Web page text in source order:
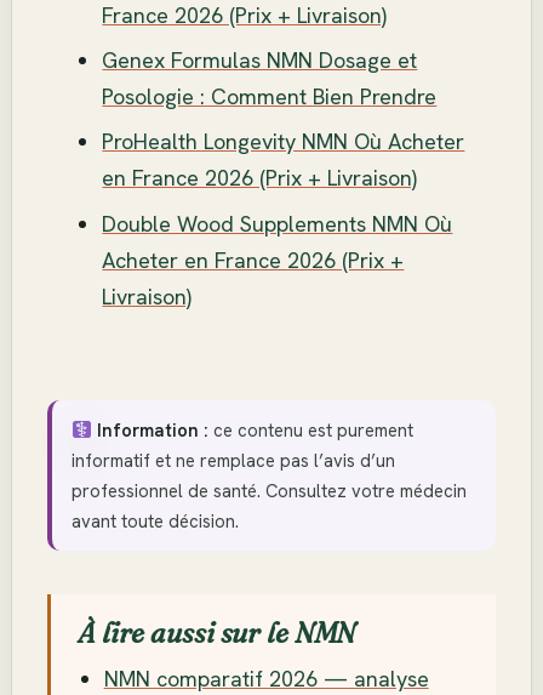
France 2026 (Prix + Livraison)
Genex Formulas NMN Dosage et
Posologie : Comment Bien Prendre
ProHealth Longevity NMN Où Acheter
en France 2026 (Prix + Livraison)
Double Wood Supplements NMN Où
Acheter en France 2026 (Prix +
Livraison)
Information : ce contenu est purement
informatif et ne remplace pas l’avis d’un
professionnel de santé. Consultez votre médecin
avant toute décision.
À lire aussi sur le NMN
NMN comparatif 2026 — analyse